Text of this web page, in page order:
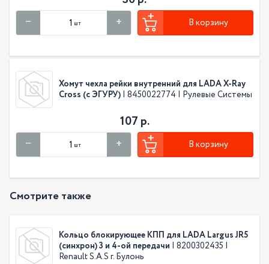
шт В корзину
Хомут чехла рейки внутренний для LADA X-Ray
Cross (с ЭГУРУ) | 8450022774 | Рулевые Системы
107 р.
шт В корзину
Смотрите также
Кольцо блокирующее КПП для LADA Largus JR5
(синхрон) 3 и 4-ой передачи | 8200302435 |
Renault S.A.S г. Булонь